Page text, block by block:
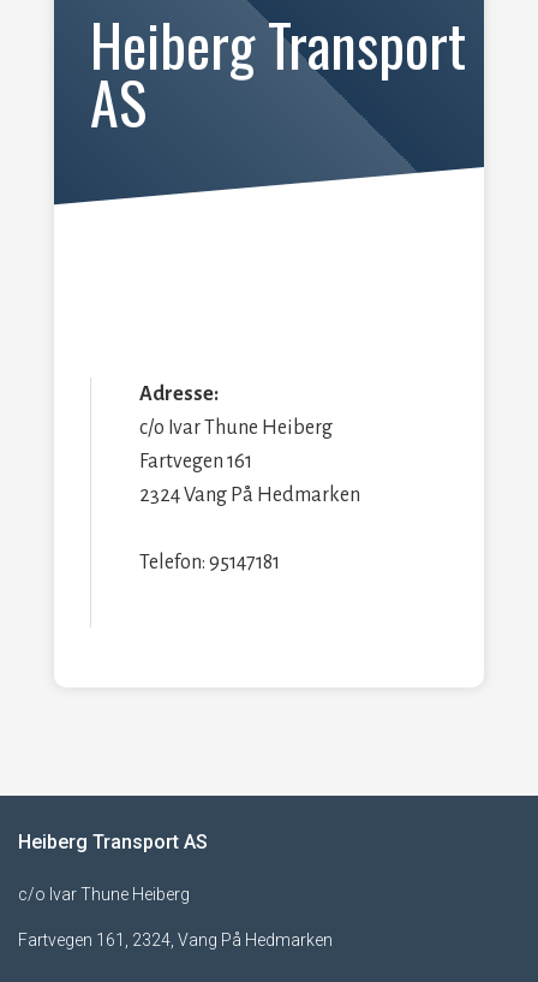
Heiberg Transport
AS
Adresse:
c/o Ivar Thune Heiberg
Fartvegen 161
2324 Vang På Hedmarken
Telefon: 95147181
Heiberg Transport AS
c/o Ivar Thune Heiberg
Fartvegen 161, 2324, Vang På Hedmarken